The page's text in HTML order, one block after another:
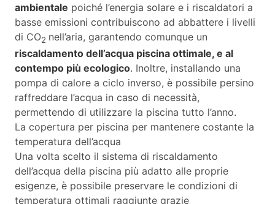
ambientale poiché l’energia solare e i riscaldatori a
basse emissioni contribuiscono ad abbattere i livelli
di CO2 nell’aria, garantendo comunque un
riscaldamento dell’acqua piscina ottimale, e al
contempo più ecologico. Inoltre, installando una
pompa di calore a ciclo inverso, è possibile persino
raffreddare l’acqua in caso di necessità,
permettendo di utilizzare la piscina tutto l’anno.
La copertura per piscina per mantenere costante la
temperatura dell’acqua
Una volta scelto il sistema di riscaldamento
dell’acqua della piscina più adatto alle proprie
esigenze, è possibile preservare le condizioni di
temperatura ottimali raggiunte grazie